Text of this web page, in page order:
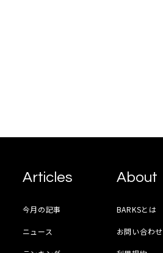
Articles
今月の記事
ニュース
About
BARKSとは
お問い合わせ